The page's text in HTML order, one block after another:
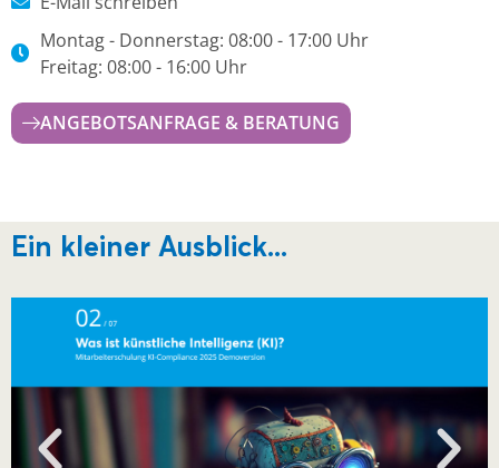
Montag - Donnerstag: 08:00 - 17:00 Uhr
Freitag: 08:00 - 16:00 Uhr
ANGEBOTSANFRAGE & BERATUNG
Ein kleiner Ausblick...